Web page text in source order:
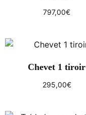
797,00€
Chevet 1 tiroir
295,00€